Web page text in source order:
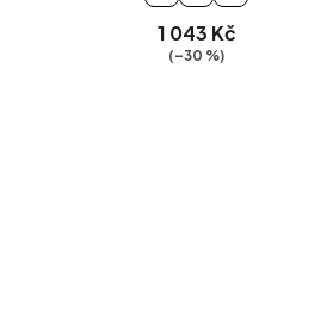
1 043 Kč
(–30 %)